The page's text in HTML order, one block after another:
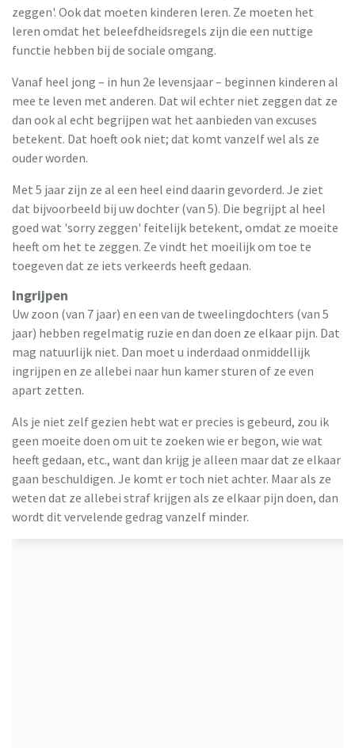
zeggen'. Ook dat moeten kinderen leren. Ze moeten het
leren omdat het beleefdheidsregels zijn die een nuttige
functie hebben bij de sociale omgang.
Vanaf heel jong – in hun 2e levensjaar – beginnen kinderen al
mee te leven met anderen. Dat wil echter niet zeggen dat ze
dan ook al echt begrijpen wat het aanbieden van excuses
betekent. Dat hoeft ook niet; dat komt vanzelf wel als ze
ouder worden.
Met 5 jaar zijn ze al een heel eind daarin gevorderd. Je ziet
dat bijvoorbeeld bij uw dochter (van 5). Die begrijpt al heel
goed wat 'sorry zeggen' feitelijk betekent, omdat ze moeite
heeft om het te zeggen. Ze vindt het moeilijk om toe te
toegeven dat ze iets verkeerds heeft gedaan.
Ingrijpen
Uw zoon (van 7 jaar) en een van de tweelingdochters (van 5
jaar) hebben regelmatig ruzie en dan doen ze elkaar pijn. Dat
mag natuurlijk niet. Dan moet u inderdaad onmiddellijk
ingrijpen en ze allebei naar hun kamer sturen of ze even
apart zetten.
Als je niet zelf gezien hebt wat er precies is gebeurd, zou ik
geen moeite doen om uit te zoeken wie er begon, wie wat
heeft gedaan, etc., want dan krijg je alleen maar dat ze elkaar
gaan beschuldigen. Je komt er toch niet achter. Maar als ze
weten dat ze allebei straf krijgen als ze elkaar pijn doen, dan
wordt dit vervelende gedrag vanzelf minder.